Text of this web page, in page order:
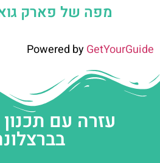
מפה של פארק
Powered byGetYourGuide
עזרה עם